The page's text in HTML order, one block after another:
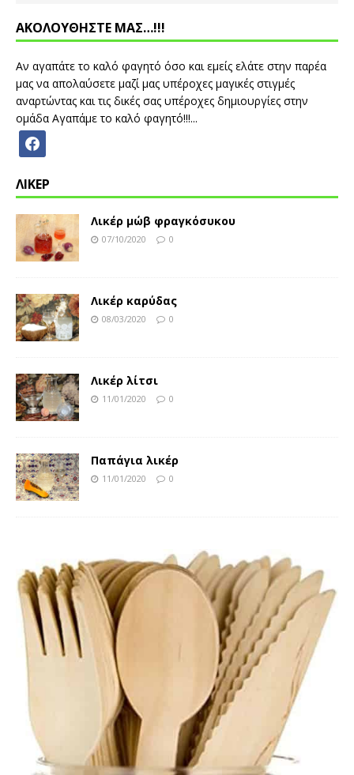
ΑΚΟΛΟΥΘΗΣΤΕ ΜΑΣ…!!!
Αν αγαπάτε το καλό φαγητό όσο και εμείς ελάτε στην παρέα
μας να απολαύσετε μαζί μας υπέροχες μαγικές στιγμές
αναρτώντας και τις δικές σας υπέροχες δημιουργίες στην
ομάδα Αγαπάμε το καλό φαγητό!!!...
ΛΙΚΕΡ
Λικέρ μώβ φραγκόσυκου
07/10/2020 0
Λικέρ καρύδας
08/03/2020 0
Λικέρ λίτσι
11/01/2020 0
Παπάγια λικέρ
11/01/2020 0